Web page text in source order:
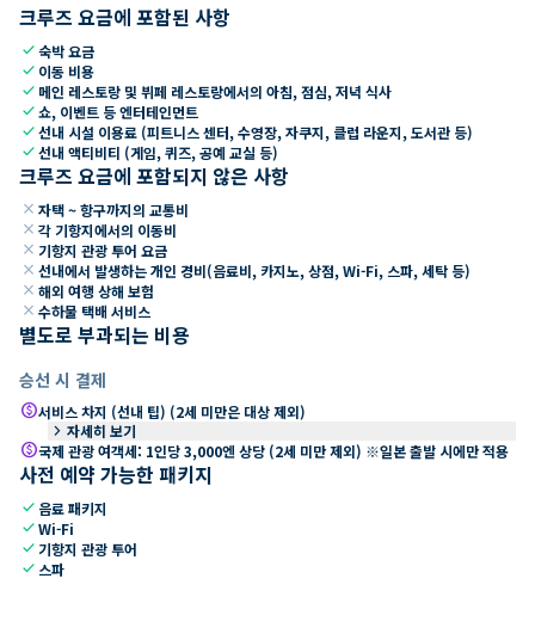
크루즈 요금에 포함된 사항
check숙박 요금
check 이동 비용
check 메인 레스토랑 및 뷔페 레스토랑에서의 아침, 점심, 저녁 식사
check쇼, 이벤트 등 엔터테인먼트
check선내 시설 이용료 (피트니스 센터, 수영장, 자쿠지, 클럽 라운지, 도서관 등)
check선내 액티비티 (게임, 퀴즈, 공예 교실 등)
크루즈 요금에 포함되지 않은 사항
close 자택 ~ 항구까지의 교통비
close 각 기항지에서의 이동비
close 기항지 관광 투어 요금
close 선내에서 발생하는 개인 경비(음료비, 카지노, 상점, Wi-Fi, 스파, 세탁 등)
close 해외 여행 상해 보험
close 수하물 택배 서비스
별도로 부과되는 비용
승선 시 결제
paid서비스 차지 (선내 팁) (2세 미만은 대상 제외)
keyboard_arrow_right 자세히 보기
paid국제 관광 여객세: 1인당 3,000엔 상당 (2세 미만 제외) ※일본 출발 시에만 적용
사전 예약 가능한 패키지
check 음료 패키지
checkWi-Fi
check 기항지 관광 투어
check 스파